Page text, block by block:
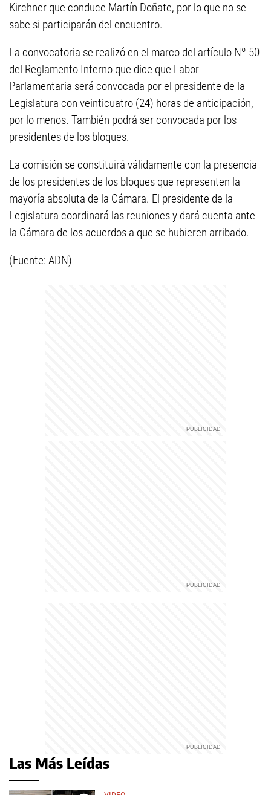
Kirchner que conduce Martín Doñate, por lo que no se
sabe si participarán del encuentro.
La convocatoria se realizó en el marco del artículo Nº 50
del Reglamento Interno que dice que Labor
Parlamentaria será convocada por el presidente de la
Legislatura con veinticuatro (24) horas de anticipación,
por lo menos. También podrá ser convocada por los
presidentes de los bloques.
La comisión se constituirá válidamente con la presencia
de los presidentes de los bloques que representen la
mayoría absoluta de la Cámara. El presidente de la
Legislatura coordinará las reuniones y dará cuenta ante
la Cámara de los acuerdos a que se hubieren arribado.
(Fuente: ADN)
Las Más Leídas